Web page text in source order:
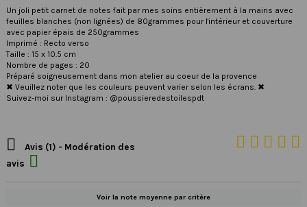
Un joli petit carnet de notes fait par mes soins entièrement à la mains avec
feuilles blanches (non lignées) de 80grammes pour l'intérieur et couverture
avec papier épais de 250grammes
Imprimé : Recto verso
Taille : 15 x 10.5 cm
Nombre de pages : 20
Préparé soigneusement dans mon atelier au coeur de la provence
✖ Veuillez noter que les couleurs peuvent varier selon les écrans. ✖
Suivez-moi sur Instagram : @poussieredestoilespdt

Avis (1) - Modération des
avis

Voir la note moyenne par critère